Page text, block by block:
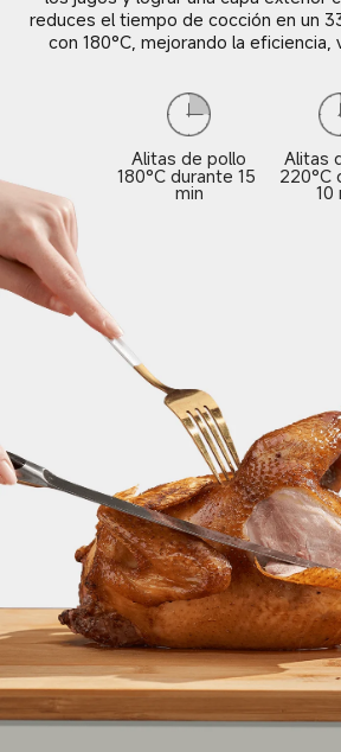
reduces el tiempo de cocción en un
con 180°C, mejorando la eficiencia,
Alitas de pollo
180°C durante 15
min
Alitas
220°C
10